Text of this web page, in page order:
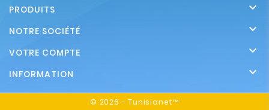
PRODUITS 
NOTRE SOCIÉTÉ 
VOTRE COMPTE 
INFORMATION 
© 2026 - Tunisianet™